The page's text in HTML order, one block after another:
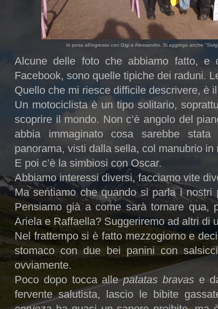
In posa all'ingresso con Gigi e Alessandro. Si aggrega anche
Alcune delle foto che abbiamo fatto, e
Facebook, sono quelle tipiche dei raduni.
Quello che mi riesce difficile descrivere, è
Un motociclista è un tipo solitario,
scoprire il mondo. Non c’è angolo del
abbia immaginato cosa sarebbe
panorama, visti dalla sella, col manubrio in
E poi c’è la simbiosi con Oscar.
Abbiamo interessi diversi, facciamo vite
Ma sentiamo che quando si parla i nostri
Pensiamo già a come sarà tornare qua,
Ariela e Raffaella? Suggeriremo ad altri di
Nel frattempo si è fatto mezzogiorno e
stomaco con due bei panini con
ovviamente.
Poco dopo tocca allepatatas bravas e
fervente salutista, lascio le bibite